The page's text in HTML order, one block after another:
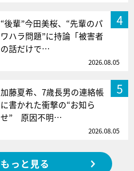
4
“後輩”今田美桜、“先輩のパ
ワハラ問題”に持論「被害者
の話だけで…
2026.08.05
5
加藤夏希、7歳長男の連絡帳
に書かれた衝撃の“お知ら
せ” 原因不明…
2026.08.05
もっと見る